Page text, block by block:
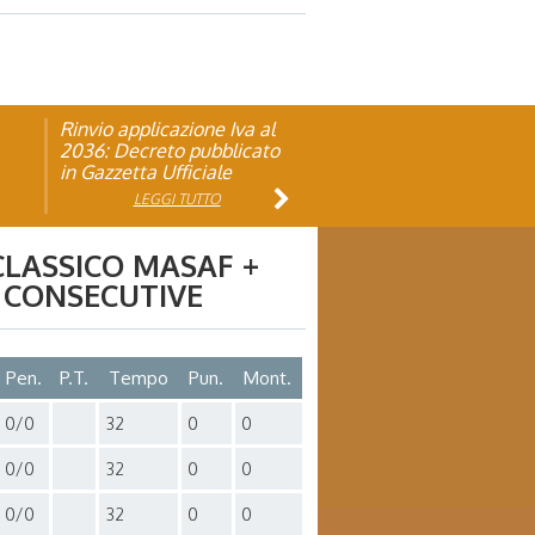
Rinvio applicazione Iva al
2036: Decreto pubblicato
in Gazzetta Ufficiale
LEGGI TUTTO
Visita veterinaria annuale
LEGGI TUTTO
MASAF +
Pen. P.T. Tempo Pun. Mont.
0/0 32 0 0
0/0 32 0 0
0/0 32 0 0